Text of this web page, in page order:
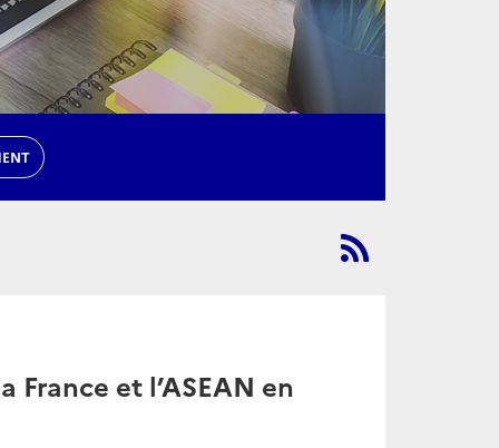
France et l’ASEAN en